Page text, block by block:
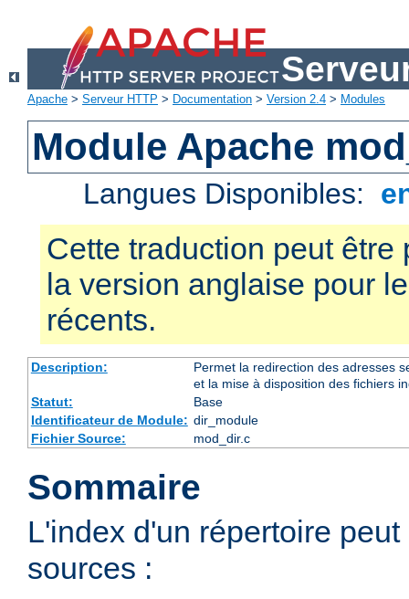
Apache > Serveur HTTP > Documentation > Version 2.4 > Modules
Module Apache
Langues Disponibles:
Cette traduction peut être
la version anglaise pour
récents.
Description:
Permet la redirection des adresses
et la mise à disposition des fichiers
Statut:
Base
Identificateur de Module: dir_module
Fichier Source:
mod_dir.c
Sommaire
L'index d'un répertoire
sources :